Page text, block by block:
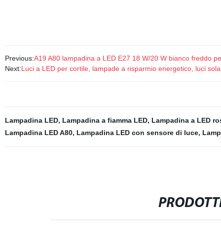
Previous:A19 A80 lampadina a LED E27 18 W/20 W bianco freddo
Next:Luci a LED per cortile, lampade a risparmio energetico, luci
Lampadina LED, Lampadina a fiamma LED, Lampadina a LED
Lampadina LED A80, Lampadina LED con sensore di luce,